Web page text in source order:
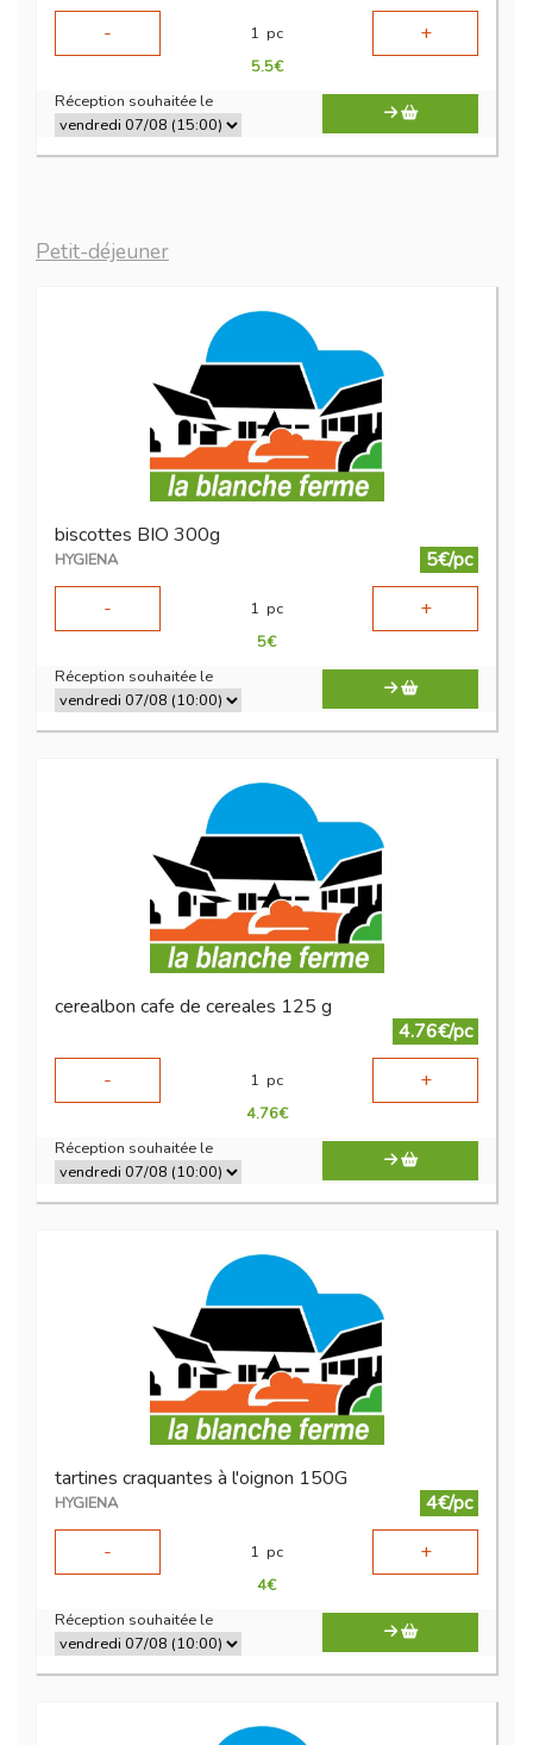
-
1 pc +
5.5€
Réception souhaitée le
Petit-déjeuner
biscottes BIO 300g
HYGIENA
5€/pc
-
1 pc +
5€
Réception souhaitée le
cerealbon cafe de cereales 125 g
4.76€/pc
-
1 pc +
4.76€
Réception souhaitée le
tartines craquantes à l'oignon 150G
HYGIENA
4€/pc
-
1 pc +
4€
Réception souhaitée le